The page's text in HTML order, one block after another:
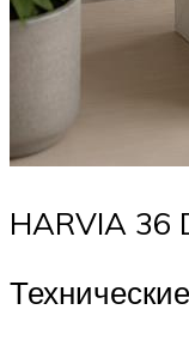
HARVIA 36